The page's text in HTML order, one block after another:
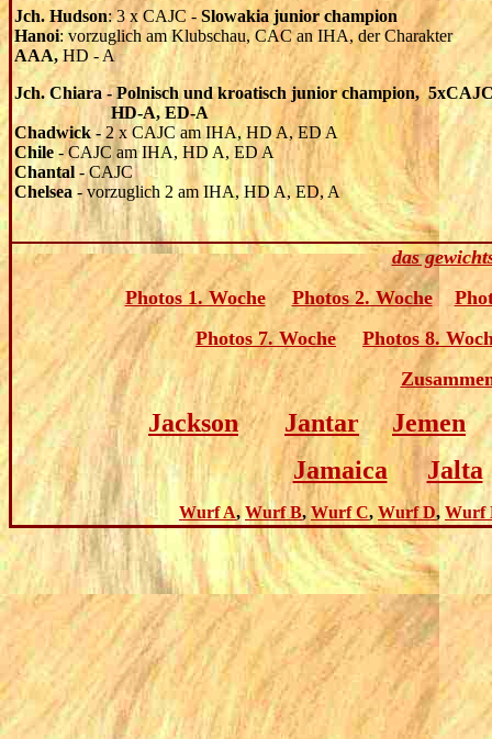
Jch. Hudson: 3 x CAJC - Slowakia junior champion
Hanoi: vorzuglich am Klubschau, CAC an IHA, der Charakter
AAA, HD - A
Jch. Chiara - Polnischund kroatisch junior champion,
HD-A, ED-A
Chadwick -2 x CAJC am IHA, HD A, ED A
Chile - CAJC am IHA, HD A, ED A
Chantal - CAJC
Chelsea - vorzuglich 2 am IHA, HD A, ED, A
das
Photos 1. Woche
Photos 2. Woche
Photos 7. Woche
Photos 8.
Jackson Jantar
Jemen
Jamaica
Jalta
Wurf A, Wurf B, Wurf C, Wurf D, Wurf